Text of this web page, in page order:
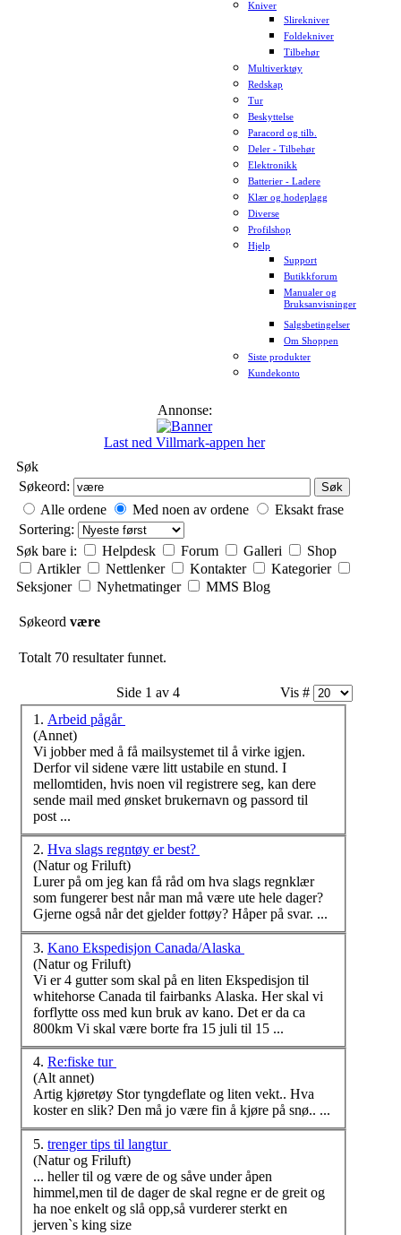
Kniver
Slirekniver
Foldekniver
Tilbehør
Multiverktøy
Redskap
Tur
Beskyttelse
Paracord og tilb.
Deler - Tilbehør
Elektronikk
Batterier - Ladere
Klær og hodeplagg
Diverse
Profilshop
Hjelp
Support
Butikkforum
Manualer og
Bruksanvisninger
Salgsbetingelser
Om Shoppen
Siste produkter
Kundekonto
Annonse:
Last ned Villmark-appen her
Søk
Søkeord:
Søk
Alle ordene Med noen av ordene
Eksakt frase
Sortering:
Søk bare i:
Helpdesk Forum Galleri
Shop
Artikler
Nettlenker Kontakter
Kategorier
Seksjoner
Nyhetmatinger MMS Blog
Søkeord være
Totalt 70 resultater funnet.
Vis #
Side 1 av 4
1. Arbeid pågår
(Annet)
Vi jobber med å få mailsystemet til å virke igjen.
Derfor vil sidene være litt ustabile en stund. I
mellomtiden, hvis noen vil registrere seg, kan dere
sende mail med ønsket brukernavn og passord til
post ...
2. Hva slags regntøy er best?
(Natur og Friluft)
Lurer på om jeg kan få råd om hva slags regnklær
som fungerer best når man må være ute hele dager?
Gjerne også når det gjelder fottøy? Håper på svar. ...
3. Kano Ekspedisjon Canada/Alaska
(Natur og Friluft)
Vi er 4 gutter som skal på en liten Ekspedisjon til
whitehorse Canada til fairbanks Alaska. Her skal vi
forflytte oss med kun bruk av kano. Det er da ca
800km Vi skal være borte fra 15 juli til 15 ...
4. Re:fiske tur
(Alt annet)
Artig kjøretøy Stor tyngdeflate og liten vekt.. Hva
koster en slik? Den må jo være fin å kjøre på snø.. ...
5. trenger tips til langtur
(Natur og Friluft)
... heller til og være de og såve under åpen
himmel,men til de dager de skal regne er de greit og
ha noe enkelt og slå opp,så vurderer sterkt en
jerven`s king size